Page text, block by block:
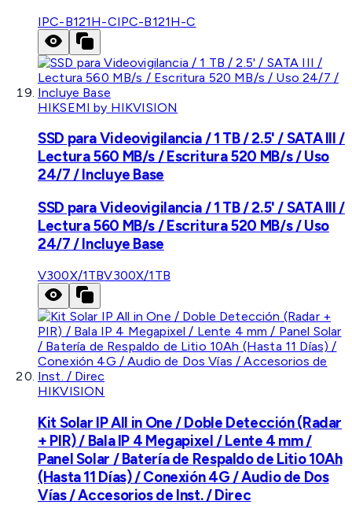
IPC-B121H-CIPC-B121H-C
HIKSEMI by HIKVISION
SSD para Videovigilancia / 1 TB / 2.5' / SATA III /
Lectura 560 MB/s / Escritura 520 MB/s / Uso
24/7 / Incluye Base
SSD para Videovigilancia / 1 TB / 2.5' / SATA III /
Lectura 560 MB/s / Escritura 520 MB/s / Uso
24/7 / Incluye Base
V300X/1TBV300X/1TB
HIKVISION
Kit Solar IP All in One / Doble Detección (Radar
+ PIR) / Bala IP 4 Megapixel / Lente 4 mm /
Panel Solar / Batería de Respaldo de Litio 10Ah
(Hasta 11 Días) / Conexión 4G / Audio de Dos
Vías / Accesorios de Inst. / Direc